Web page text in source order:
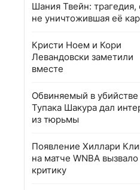
Шания Твейн: трагедия,
не уничтожившая её
Кристи Ноем и Кори
Левандовски заметили
вместе
Обвиняемый в убийстве
Тупака Шакура дал
из тюрьмы
Появление Хиллари
на матче WNBA вызвало
критику